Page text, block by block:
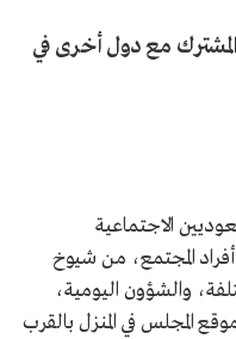
المشترك مع دول أخرى في
الاجتماعية
المجتمع، من شيوخ
والشؤون اليومية،
المجلس في المنزل بالقرب